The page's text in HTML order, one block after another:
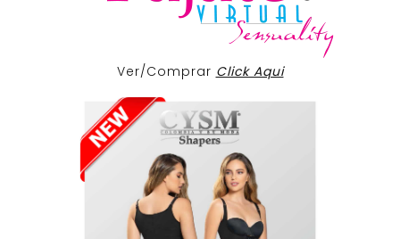
Ver/Comprar Click Aqui